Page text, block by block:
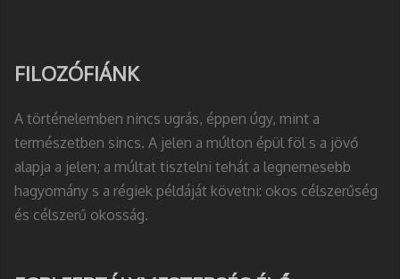
FILOZÓFIÁNK
A történelemben nincs ugrás, éppen úgy, mint a
természetben sincs. A jelen a múlton épül föl s a jövő
alapja a jelen; a múltat tisztelni tehát a legnemesebb
hagyomány s a régiek példáját követni: okos célszerűség
és célszerű okosság.